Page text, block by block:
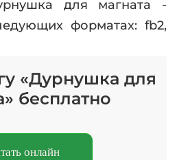
для магната -
форматах: fb2,
«Дурнушка для
бесплатно
онлайн